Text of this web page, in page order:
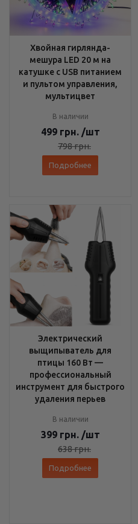
Хвойная гирлянда-
мешура LED 20 м на
катушке с USB питанием
и пультом управления,
мультицвет
В наличии
499 грн. /шт
798грн.
Подробнее
Электрический
выщипыватель для
птицы 160 Вт —
профессиональный
инструмент для быстрого
удаления перьев
В наличии
399 грн. /шт
638грн.
Подробнее